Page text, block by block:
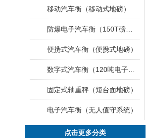
移动汽车衡（移动式地磅）
便携式汽车衡（便携式地磅）
固定式轴重秤（短台面地磅）
电子汽车衡（无人值守系统）
点击更多分类